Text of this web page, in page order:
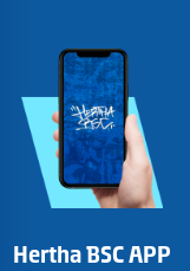
Hertha BSC APP